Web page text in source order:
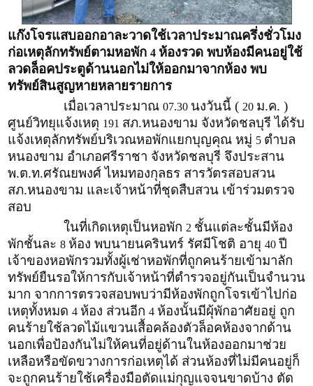
แก๊งโจรแสบออกอาละวาดใช้เวลาประมาณครึ่งชั่วโมง
ก่อเหตุลักทรัพย์ตามหอพัก 4 ห้องรวด พบห้องมีคนอยู่ใช้
ลวดล็อคประตูด้านนอกไม่ให้ออกมาจากห้อง พบ
ทรัพย์สินสูญหายหลายรายการ
เมื่อเวลาประมาณ 07.30 นงวันนี้ ( 20 ม.ค. )
ศูนย์วิทยุแจ้งเหตุ 191 สภ.หนองขาม จังหวัดชลบุรี ได้รับ
แจ้งเหตุลักทรัพย์บริเวณหอพักแยกบุญคุณ หมู่ 5 ตำบล
หนองขาม อำเภอศรีราชา จังหวัดชลบุรี จึงประสาน
พ.ต.ท.ศรัณยพงศ์ ไหมทองกุลธร สารวัตรสอบสวน
สภ.หนองขาม และเจ้าหน้าที่ชุดสืบสวน เข้าร่วมตรวจ
สอบ
ในที่เกิดเหตุเป็นหอพัก 2 ชั้นแต่ละชั้นมีห้อง
พักชั้นละ 8 ห้อง พบนายนครินทร์ รัศมีโชติ อายุ 40 ปี
เจ้าของหอพักรวมทั้งผู้เช่าหอพักที่ถูกคนร้ายเข้ามาลัก
ทรัพย์ยืนรอให้การกับเจ้าหน้าที่ตำรวจอยู่กันเป็นจำนวน
มาก จากการตรวจสอบพบว่ามีห้องพักถูกโจรเข้าไปก่อ
เหตุทั้งหมด 4 ห้อง ส่วนอีก 4 ห้องนั้นมีผุ้พักอาศัยอยู่ ถูก
คนร้ายใช้ลวดไม้แขวนเสื้อคล้องตัวล็อคห้องจากด้าน
นอกเพื่อป้องกันไม่ให้คนที่อยู่ด้านในห้องออกมาช่วย
เหลือหรือขัดขวางการก่อเหตุได้ ส่วนห้องที่ไม่มีคนอยู่ก็
จะถูกคนร้ายใช้เครื่องมือตัดแม่กุญแจจนขาดบ้าง ตัด